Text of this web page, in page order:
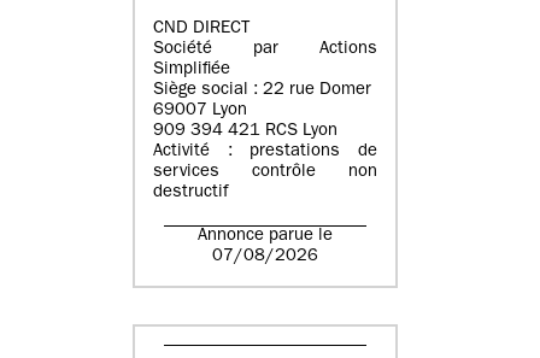
CND DIRECT
Société par Actions
Simplifiée
Siège social : 22 rue Domer
69007 Lyon
909 394 421 RCS Lyon
Activité : prestations de
services contrôle non
destructif
Annonce parue le
07/08/2026